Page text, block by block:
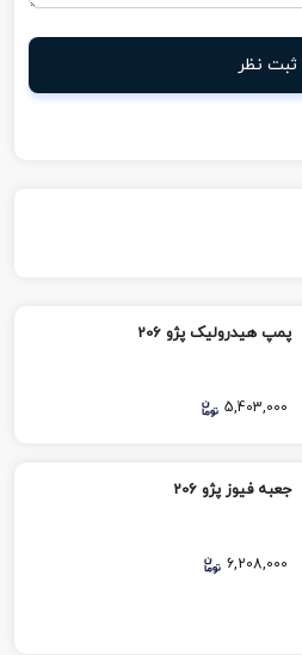
ثبت نظر
پمپ هیدرولیک پژو 206
5,403,000
جعبه فیوز پژو 206
6,208,000